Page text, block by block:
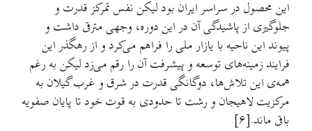
این محصول در سراسر ایران بود لیکن نفس تمرکز قدرت و
جلوگیری از پاشیدگی آن در این دوره، وجهی مترقی داشت و
پیوند این ناحیه با یازار ملی را فراهم می‌کرد و از رهگذر این
فرایند زمینه‌های توسعه و پیشرفت آن را رقم می‌زد لیکن به رغم
همه‌ی این تلاش‌ها، دوگانگی قدرت در شرق و غرب گیلان به
مرکزیت لاهیجان و رشت تا حدودی به قوت خود تا پایان صفویه
باقی ماند.[۶]